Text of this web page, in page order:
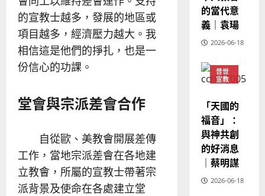
的宣教士越多，發展的地區或
項目越多，經濟壓力越大。我
相信這是他們的掙扎，也是一
份信心的功課。
堂會與宗派差會合作
自從歐、美教會開展差傳
工作，當地宗派差會在各地建
立教會，所屬的宣教士帶著宗
派背景及使命在各處建立堂
的當代意
義｜袁瑒
2026-06-18
普世
宣教
「天國的
福音」：
與神共創
的好消息
｜蔡明謀
2026-06-18